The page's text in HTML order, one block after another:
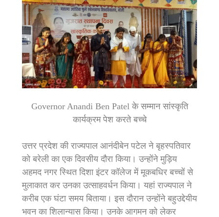
Governor Anandi Ben Patel के सम्मान सांस्कृति
कार्यक्रम पेश करते बच्चे
उत्तर प्रदेश की राज्यपाल आनंदीबेन पटेल ने बृहस्पतिवार
को बरेली का एक दिवसीय दौरा किया। उन्होंने मुड़िय
अहमद नगर स्थित दिशा इंटर कॉलेज में मूकबधिर बच्चों से
मुलाकात कर उनका उत्साहवर्धन किया। यहां राज्यपाल ने
करीब एक घंटा समय बिताया। इस दौरान उन्होंने बहुउद्देयीय
भवन का शिलान्यास किया। उनके आगमन को लेकर